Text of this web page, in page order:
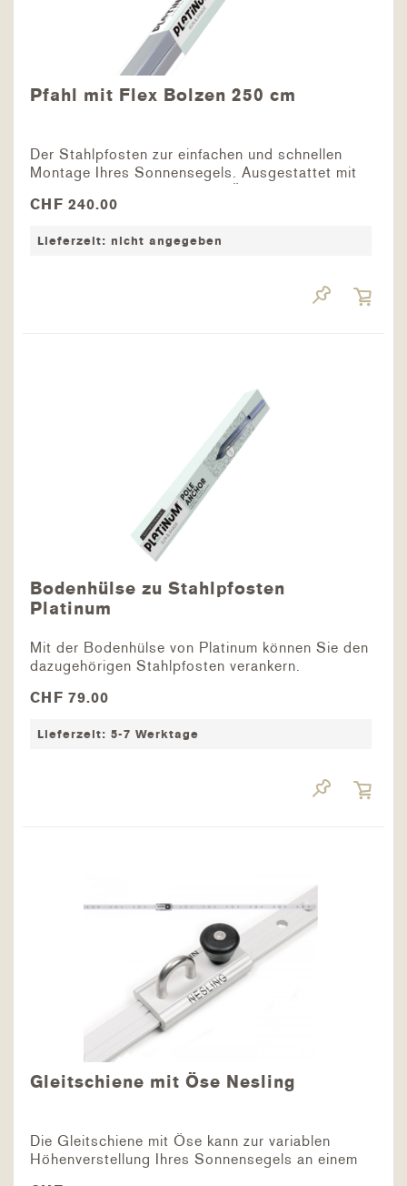
Pfahl mit Flex Bolzen 250 cm
Der Stahlpfosten zur einfachen und schnellen
Montage Ihres Sonnensegels. Ausgestattet mit
Höhe des Sonnensegels mühelos anpassen.
Schiene löst...
CHF 240.00
Lieferzeit: nicht angegeben
Bodenhülse zu Stahlpfosten
Platinum
Mit der Bodenhülse von Platinum können Sie den
dazugehörigen Stahlpfosten verankern.
setzen Sie anschliessend den Stahlpfosten auf
Ihr...
CHF 79.00
Lieferzeit: 5-7 Werktage
Gleitschiene mit Öse Nesling
Die Gleitschiene mit Öse kann zur variablen
Höhenverstellung Ihres Sonnensegels an einem